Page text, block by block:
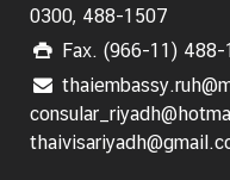
0300, 488-1507
Fax. (966-11)